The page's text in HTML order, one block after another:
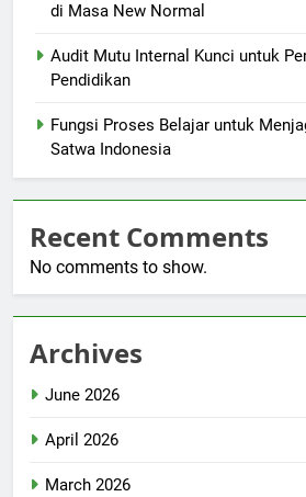
di Masa New Normal
Audit Mutu Internal Kunci untuk
Pendidikan
Fungsi Proses Belajar untuk
Satwa Indonesia
Recent Comments
No comments to show.
Archives
June 2026
April 2026
March 2026